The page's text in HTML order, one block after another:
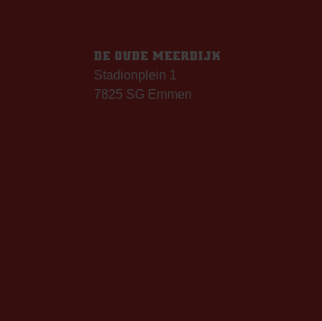
DE OUDE MEERDIJK
Stadionplein 1
7825 SG Emmen